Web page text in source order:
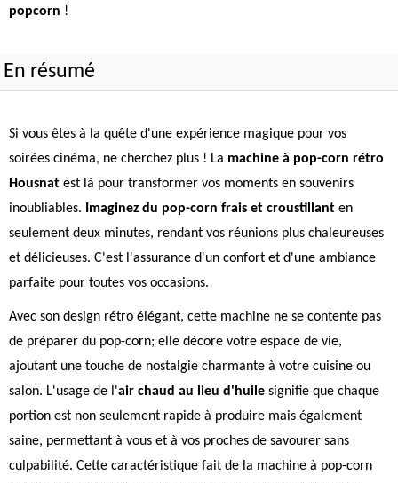
popcorn !
En résumé
Si vous êtes à la quête d'une expérience magique pour vos
soirées cinéma, ne cherchez plus ! La machine à pop-corn rétro
Housnat est là pour transformer vos moments en souvenirs
inoubliables.
Imaginez du pop-corn frais et croustillant en
seulement deux minutes, rendant vos réunions plus chaleureuses
et délicieuses. C'est l'assurance d'un confort et d'une ambiance
parfaite pour toutes vos occasions.
Avec son design rétro élégant, cette machine ne se contente pas
de préparer du pop-corn; elle décore votre espace de vie,
ajoutant une touche de nostalgie charmante à votre cuisine ou
salon. L'usage de l'air chaud au lieu d'huile signifie que chaque
portion est non seulement rapide à produire mais également
saine, permettant à vous et à vos proches de savourer sans
culpabilité. Cette caractéristique fait de la machine à pop-corn